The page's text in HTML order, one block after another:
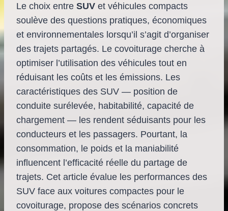
Le choix entre SUV et véhicules compacts
soulève des questions pratiques, économiques
et environnementales lorsqu’il s’agit d’organiser
des trajets partagés. Le covoiturage cherche à
optimiser l’utilisation des véhicules tout en
réduisant les coûts et les émissions. Les
caractéristiques des SUV — position de
conduite surélevée, habitabilité, capacité de
chargement — les rendent séduisants pour les
conducteurs et les passagers. Pourtant, la
consommation, le poids et la maniabilité
influencent l’efficacité réelle du partage de
trajets. Cet article évalue les performances des
SUV face aux voitures compactes pour le
covoiturage, propose des scénarios concrets